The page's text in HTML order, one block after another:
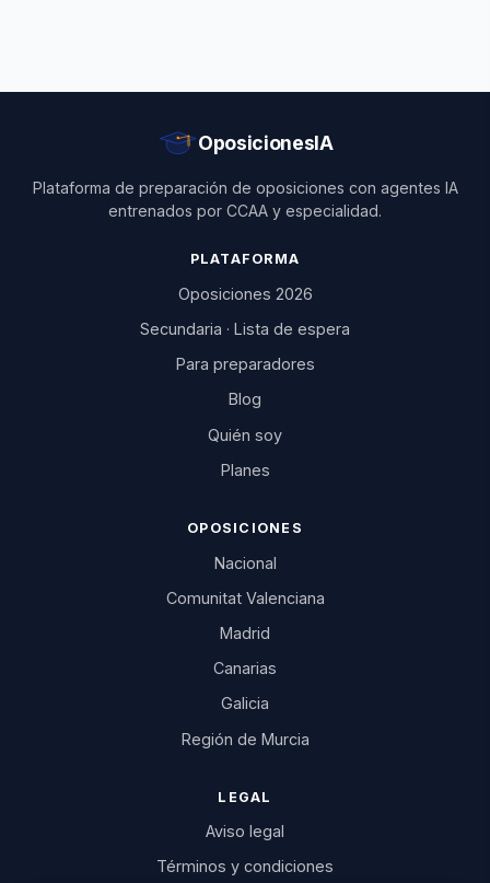
OposicionesIA
Plataforma de preparación de oposiciones con agentes IA
entrenados por CCAA y especialidad.
PLATAFORMA
Oposiciones 2026
Secundaria · Lista de espera
Para preparadores
Blog
Quién soy
Planes
OPOSICIONES
Nacional
Comunitat Valenciana
Madrid
Canarias
Galicia
Región de Murcia
LEGAL
Aviso legal
Términos y condiciones